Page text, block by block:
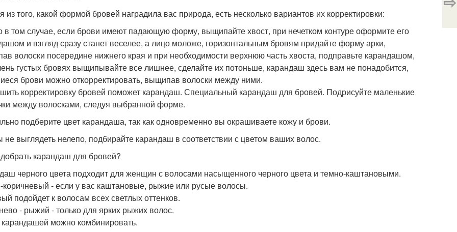
из того, какой формой бровей наградила вас природа, есть несколько вариантов их корректировки:
в том случае, если брови имеют падающую форму, выщипайте хвост, при нечетком контуре оформите его
и взгляд сразу станет веселее, а лицо моложе, горизонтальным бровям придайте форму арки,
волоски посередине нижнего края и при необходимости верхнюю часть хвоста, подправьте карандашом,
густых бровях выщипывайте все лишнее, сделайте их потоньше, карандаш здесь вам не понадобится,
брови можно откорректировать, выщипав волоски между ними.
корректировку бровей поможет карандаш. Специальный карандаш для бровей. Подрисуйте маленькие
между волосками, следуя выбранной форме.
подберите цвет карандаша, так как одновременно вы окрашиваете кожу и брови.
не выглядеть нелепо, подбирайте карандаш в соответствии с цветом ваших волос.
карандаш для бровей?
черного цвета подходит для женщин с волосами насыщенного черного цвета и темно-каштановыми.
- если у вас каштановые, рыжие или русые волосы.
подойдет к волосам всех светлых оттенков.
- рыжий - только для ярких рыжих волос.
можно комбинировать.